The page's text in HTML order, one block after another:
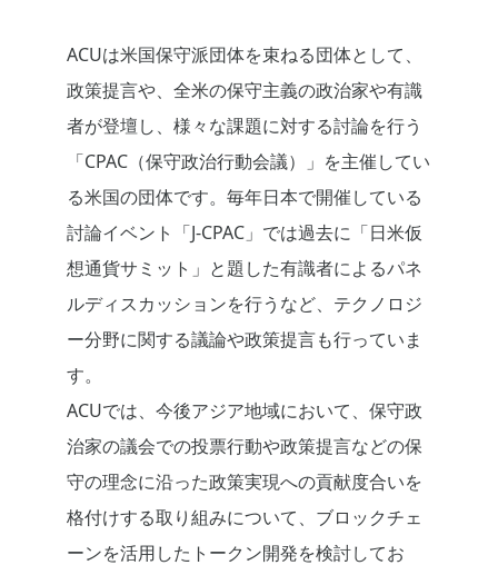
ACUは米国保守派団体を束ねる団体として、
政策提言や、全米の保守主義の政治家や有識
者が登壇し、様々な課題に対する討論を行う
「CPAC（保守政治行動会議）」を主催してい
る米国の団体です。毎年日本で開催している
討論イベント「J-CPAC」では過去に「日米仮
想通貨サミット」と題した有識者によるパネ
ルディスカッションを行うなど、テクノロジ
ー分野に関する議論や政策提言も行っていま
す。
ACUでは、今後アジア地域において、保守政
治家の議会での投票行動や政策提言などの保
守の理念に沿った政策実現への貢献度合いを
格付けする取り組みについて、ブロックチェ
ーンを活用したトークン開発を検討してお